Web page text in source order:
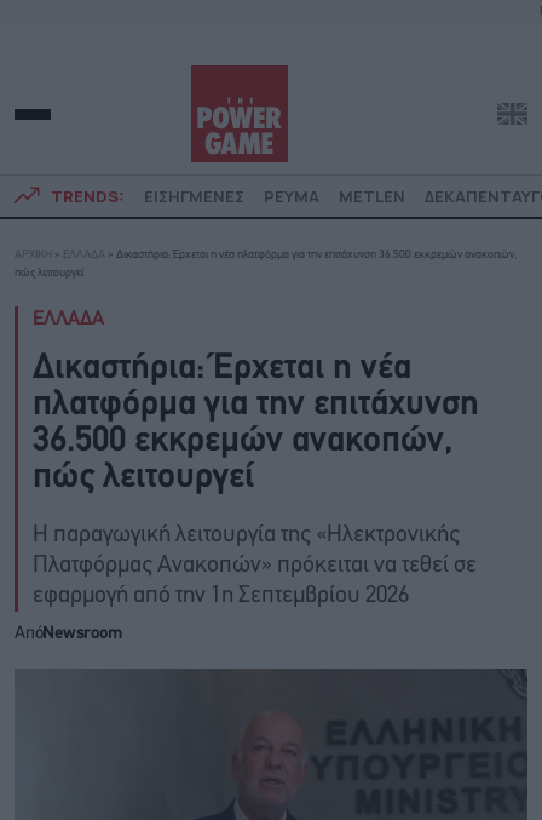
TRENDS: ΕΙΣΗΓΜΕΝΕΣ ΡΕΥΜΑ METLEN
ΑΡΧΙΚΗ » ΕΛΛΑΔΑ » Δικαστήρια: Έρχεται η νέα πλατφόρμα για την επιτάχυνση 36.500 εκκρεμών ανακοπών,
πώς λειτουργεί
ΕΛΛΑΔΑ
Δικαστήρια: Έρχεται η νέα
πλατφόρμα για την επιτάχυνση
36.500 εκκρεμών ανακοπών,
πώς λειτουργεί
Η παραγωγική λειτουργία της «Ηλεκτρονικής
Πλατφόρμας Ανακοπών» πρόκειται να τεθεί σε
εφαρμογή από την 1η Σεπτεμβρίου 2026
ΑπόNewsroom